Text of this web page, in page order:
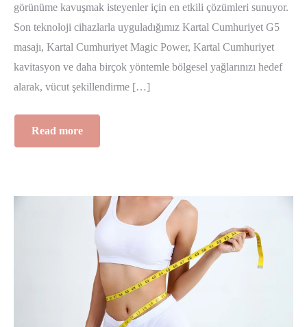
görünüme kavuşmak isteyenler için en etkili çözümleri sunuyor.
Son teknoloji cihazlarla uyguladığımız Kartal Cumhuriyet G5
masajı, Kartal Cumhuriyet Magic Power, Kartal Cumhuriyet
kavitasyon ve daha birçok yöntemle bölgesel yağlarınızı hedef
alarak, vücut şekillendirme […]
Read more